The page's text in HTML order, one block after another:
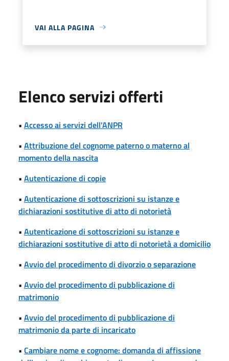
VAI ALLA PAGINA
Elenco servizi offerti
• Accesso ai servizi dell'ANPR
• Attribuzione del cognome paterno o materno al
momento della nascita
• Autenticazione di copie
• Autenticazione di sottoscrizioni su istanze e
dichiarazioni sostitutive di atto di notorietà
• Autenticazione di sottoscrizioni su istanze e
dichiarazioni sostitutive di atto di notorietà a domicilio
• Avvio del procedimento di divorzio o separazione
• Avvio del procedimento di pubblicazione di
matrimonio
• Avvio del procedimento di pubblicazione di
matrimonio da parte di incaricato
• Cambiare nome e cognome: domanda di affissione